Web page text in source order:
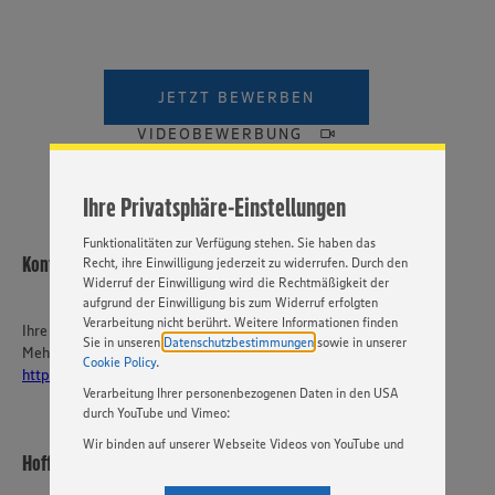
Ihre Privatsphäre-Einstellungen
Website zu personalisieren und Ihnen möglichst relevante
Inhalte anzubieten. Ihre Einwilligung in die Nutzung von
Cookies und anderer Technologien ist freiwillig und kann
„EINSTELLUNGEN ÄNDERN”. Bitte beachten Sie, dass auf
Basis Ihrer Einstellungen ggf. nicht mehr alle
Funktionalitäten zur Verfügung stehen. Sie haben das
Recht, ihre Einwilligung jederzeit zu widerrufen. Durch den
Widerruf der Einwilligung wird die Rechtmäßigkeit der
aufgrund der Einwilligung bis zum Widerruf erfolgten
Verarbeitung nicht berührt. Weitere Informationen finden
Sie in unseren Datenschutzbestimmungen sowie in unserer
Cookie Policy.
Verarbeitung Ihrer personenbezogenen Daten in den USA
durch YouTube und Vimeo:
Wir binden auf unserer Webseite Videos von YouTube und
Einstellungen bezüglich YouTube und Vimeo zu ändern,
JETZT BEWERBEN
VIDEOBEWERBUNG
Kontakt
Ihre Ansprechperson
Mehr über EDEKA Südwest:
https://karriere-edeka.de/
Hoffmann & Sieber OHG